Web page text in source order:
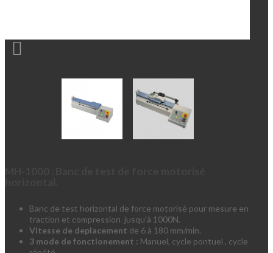

Banc de test horizontal de force motorisé pour mesure en
traction et compression jusqu'à 1000N.
Vitesse de deplacement de 6 à 180 mm/min.
3 mode de fonctionement : Manuel, cycle pontuel , cycle